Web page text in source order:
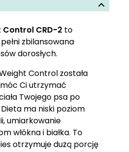
Control CRD-2 to
zbilansowana
dorosłych.
Control została
Ci utrzymać
Twojego psa po
ma niski poziom
umiarkowanie
włókna i białka. To
otrzymuje dużą porcję